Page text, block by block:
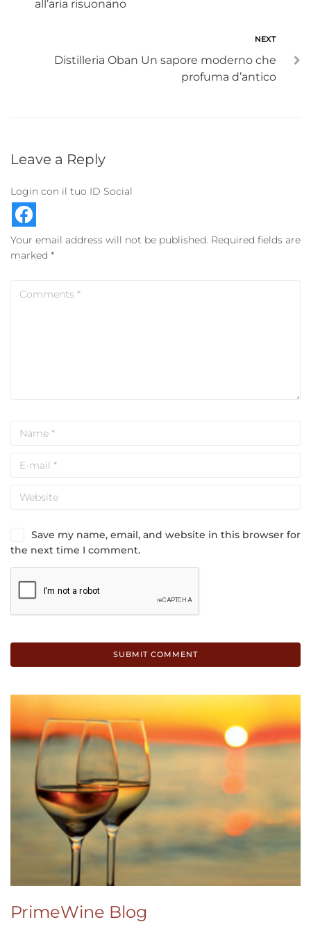
all’aria risuonano
NEXT
Distilleria Oban Un sapore moderno che
profuma d’antico
Leave a Reply
Login con il tuo ID Social
Your email address will not be published. Required fields are
marked *
Save my name, email, and website in this browser for
the next time I comment.
PrimeWine Blog